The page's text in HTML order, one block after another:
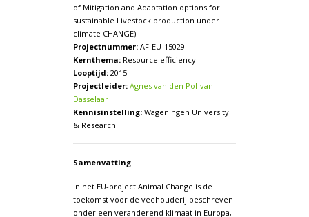
of Mitigation and Adaptation options for
sustainable Livestock production under
climate CHANGE)
Projectnummer:AF-EU-15029
Kernthema:Resource efficiency
Looptijd:2015
Projectleider: Agnes van den Pol-van
Dasselaar
Kennisinstelling:Wageningen University
& Research
Samenvatting
In het EU-project Animal Change is de
toekomst voor de veehouderij beschreven
onder een veranderend klimaat in Europa,